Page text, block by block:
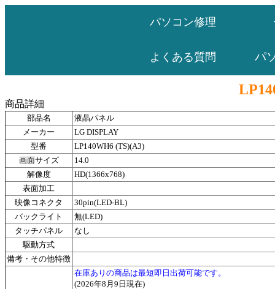
パソコン修理
よくある質問 パ
商品詳細
部品名
液晶パネル
メーカー
LG DISPLAY
型番
LP140WH6 (TS)(A3)
画面サイズ
14.0
解像度
HD(1366x768)
表面加工
映像コネクタ
30pin(LED-BL)
バックライト
無(LED)
タッチパネル
なし
駆動方式
備考・その他特徴
在庫ありの商品は最短即日出荷可能です。
(2026年8月9日現在)